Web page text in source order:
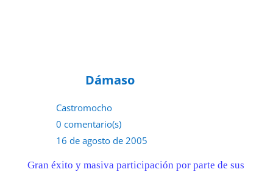
Dámaso
Castromocho
0 comentario(s)
16 de agosto de 2005
Gran éxito y masiva participación por parte de sus